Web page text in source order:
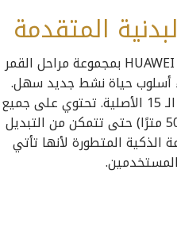
المتقدمة
من أجل تلبية احتياجات اللياقة البدنية الخاصة بك، تأتي ساعة HUAWEI WATCH GT 2 Pro بمجموعة مراحل القمر
لبدء أسلوب حياة نشط جديد سهل.
هناك نوعان من الإضافات الجديدة، التزلج والجولف، إلى أوضاع التمرين الاحترافية الـ 15 الأصلية. تحتوي على جميع
الرياضات الأساسية بما في ذلك السباحة حيث إنها مقاومة للماء بمعيار 5ATM* (50 مترًا) حتى تتمكن من التبديل
المتطورة لأنها تأتي